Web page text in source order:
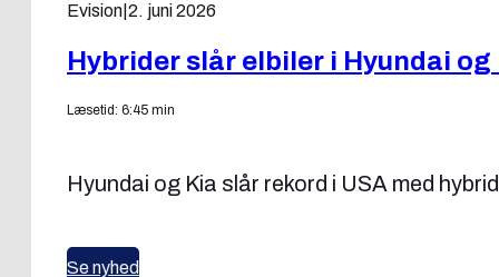
Evision 2. juni 2026
Hybrider slår elbiler i Hyundai
Læsetid: 6:45 min
Hyundai og Kia slår rekord i USA med
Se nyhed